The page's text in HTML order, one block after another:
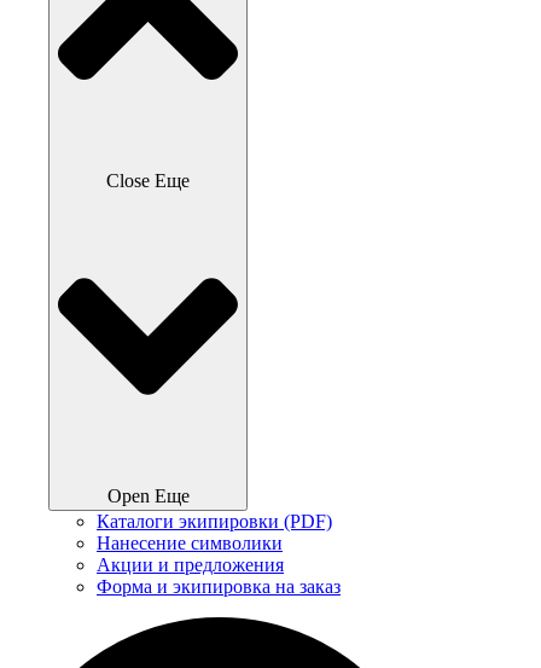
Close Еще
Open Еще
Каталоги экипировки (PDF)
Нанесение символики
Акции и предложения
Форма и экипировка на заказ